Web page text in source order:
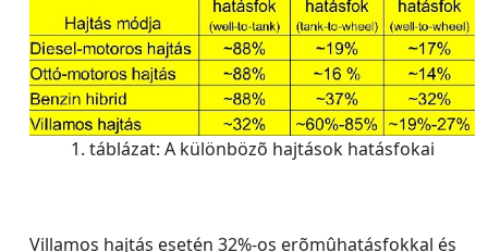
1. táblázat: A különbözõ hajtások hatásfokai
Villamos hajtás esetén 32%-os erõmûhatásfokkal és